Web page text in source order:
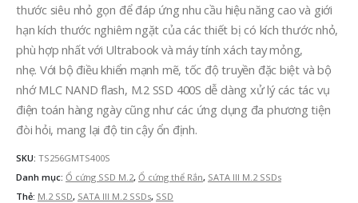
thước siêu nhỏ gọn để đáp ứng nhu cầu hiệu năng cao và giới
hạn kích thước nghiêm ngặt của các thiết bị có kích thước nhỏ,
phù hợp nhất với Ultrabook và máy tính xách tay mỏng,
nhẹ. Với bộ điều khiển mạnh mẽ, tốc độ truyền đặc biệt và bộ
nhớ MLC NAND flash, M.2 SSD 400S dễ dàng xử lý các tác vụ
điện toán hàng ngày cũng như các ứng dụng đa phương tiện
đòi hỏi, mang lại độ tin cậy ổn định.
SKU: TS256GMTS400S
Danh mục: Ổ cứng SSD M.2, Ổ cứng thể Rắn, SATA III M.2 SSDs
Thẻ: M.2 SSD, SATA III M.2 SSDs, SSD